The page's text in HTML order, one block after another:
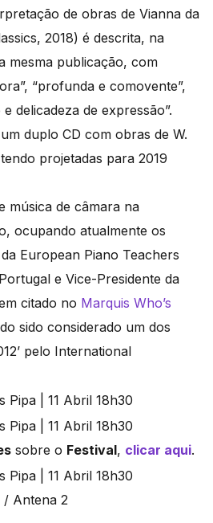
de obras de Vianna da
2018) é descrita, na
mesma publicação, com
“profunda e comovente”,
delicadeza de expressão”.
duplo CD com obras de W.
projetadas para 2019
música de câmara na
ocupando atualmente os
European Piano Teachers
e Vice-Presidente da
citado no Marquis Who’s
sido considerado um dos
pelo International
sobre o Festival, clicar aqui.
/ Antena 2